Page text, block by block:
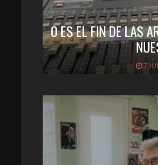
O ES EL FIN DE LAS
7